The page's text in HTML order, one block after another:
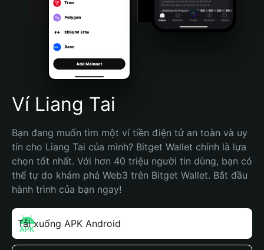
Português (Brasil)
Español (Argentina)
Ví Liang Tai
Bạn đang muốn tìm một ví tiền điện tử an toàn và uy
tín cho Liang Tai của mình? Bitget Wallet chính là lựa
chọn tốt nhất. Với hơn 40 triệu người tin dùng, bạn có
thể tự do khám phá Web3 trên Bitget Wallet. Bắt đầu
hành trình của bạn ngay!
Tải xuống APK Android